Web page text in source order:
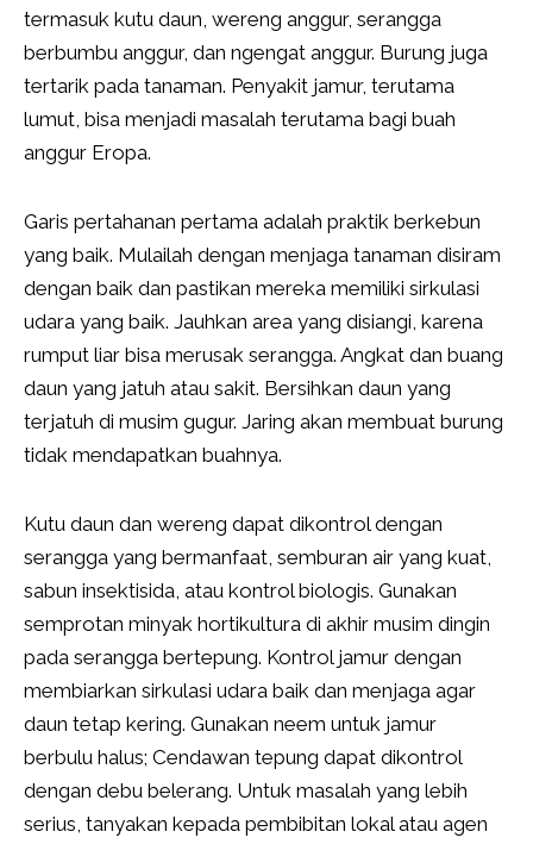
termasuk kutu daun, wereng anggur, serangga
berbumbu anggur, dan ngengat anggur. Burung juga
tertarik pada tanaman. Penyakit jamur, terutama
lumut, bisa menjadi masalah terutama bagi buah
anggur Eropa.
Garis pertahanan pertama adalah praktik berkebun
yang baik. Mulailah dengan menjaga tanaman disiram
dengan baik dan pastikan mereka memiliki sirkulasi
udara yang baik. Jauhkan area yang disiangi, karena
rumput liar bisa merusak serangga. Angkat dan buang
daun yang jatuh atau sakit. Bersihkan daun yang
terjatuh di musim gugur. Jaring akan membuat burung
tidak mendapatkan buahnya.
Kutu daun dan wereng dapat dikontrol dengan
serangga yang bermanfaat, semburan air yang kuat,
sabun insektisida, atau kontrol biologis. Gunakan
semprotan minyak hortikultura di akhir musim dingin
pada serangga bertepung. Kontrol jamur dengan
membiarkan sirkulasi udara baik dan menjaga agar
daun tetap kering. Gunakan neem untuk jamur
berbulu halus; Cendawan tepung dapat dikontrol
dengan debu belerang. Untuk masalah yang lebih
serius, tanyakan kepada pembibitan lokal atau agen